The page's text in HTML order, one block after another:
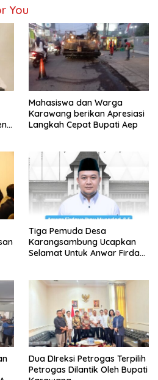
You
Mahasiswa dan Warga
Karawang berikan Apresiasi
Langkah Cepat Bupati Aep
Tiga Pemuda Desa
Karangsambung Ucapkan
Selamat Untuk Anwar Firdaus
Dua DIreksi Petrogas Terpilih
Petrogas Dilantik Oleh Bupati